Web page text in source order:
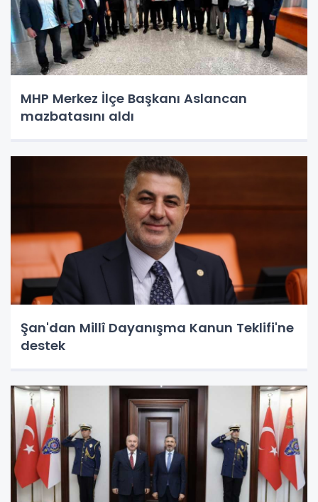
MHP Merkez İlçe Başkanı Aslancan
mazbatasını aldı
Şan'dan Millî Dayanışma Kanun Teklifi'ne
destek